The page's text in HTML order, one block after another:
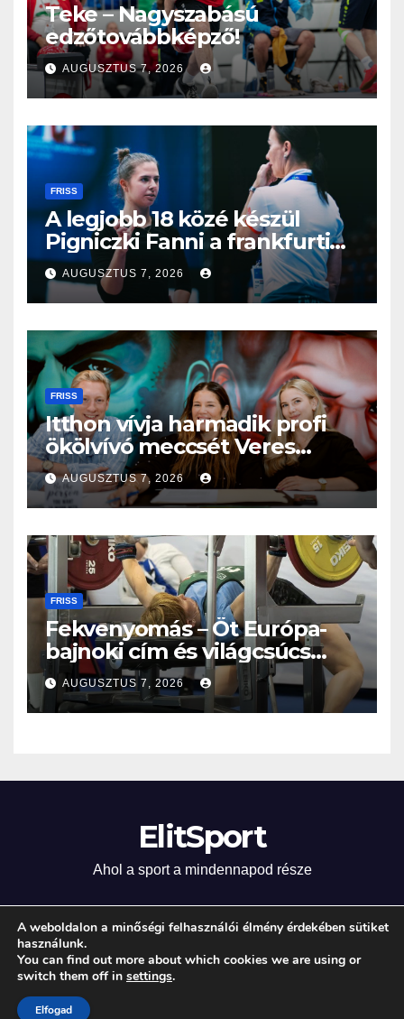
Teke – Nagyszabású
edzőtovábbképző!
AUGUSZTUS 7, 2026
FRISS
A legjobb 18 közé készül
Pigniczki Fanni a frankfurti
világbajnokságon
AUGUSZTUS 7, 2026
FRISS
Itthon vívja harmadik profi
ökölvívó meccsét Veres
Roland szeptemberben
AUGUSZTUS 7, 2026
FRISS
Fekvenyomás – Öt Európa-
bajnoki cím és világcsúcs
eddig!
AUGUSZTUS 7, 2026
ElitSport
Ahol a sport a mindennapod része
Proudly powered by WordPress|Theme: Newsup byThemeansar
A weboldalon a minőségi felhasználói élmény érdekében sütiket
használunk.
You can find out more about which cookies we are using or
switch them off in settings.
Elfogad